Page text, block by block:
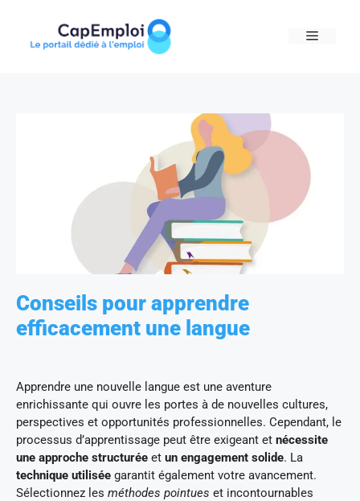
content
MENU
Conseils pour apprendre
efficacement une langue
Apprendre une nouvelle langue est une aventure
enrichissante qui ouvre les portes à de nouvelles cultures,
perspectives et opportunités professionnelles. Cependant, le
processus d’apprentissage peut être exigeant et nécessite
une approche structurée et un engagement solide. La
technique utilisée garantit également votre avancement.
Sélectionnez les méthodes pointues et incontournables